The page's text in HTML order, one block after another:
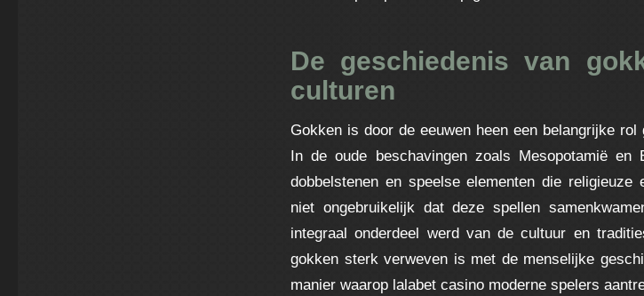
De geschiedenis van
culturen
Gokken is door de eeuwen heen een belangrijke
In de oude beschavingen zoals Mesopotamië
dobbelstenen en speelse elementen die
niet ongebruikelijk dat deze spellen
integraal onderdeel werd van de cultuur en
gokken sterk verweven is met de menselijke
manier waarop lalabet casino moderne spelers